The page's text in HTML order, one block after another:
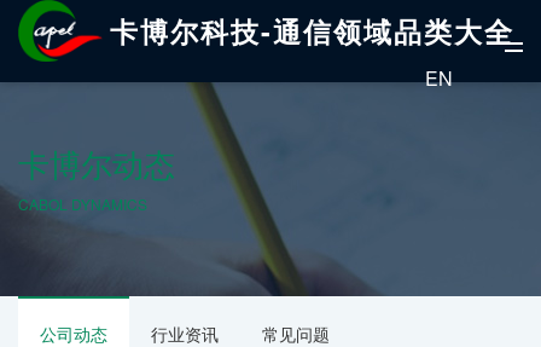
卡博尔科技-通信领域品类大全
EN
卡博尔动态
CABOL DYNAMICS
公司动态 行业资讯 常见问题